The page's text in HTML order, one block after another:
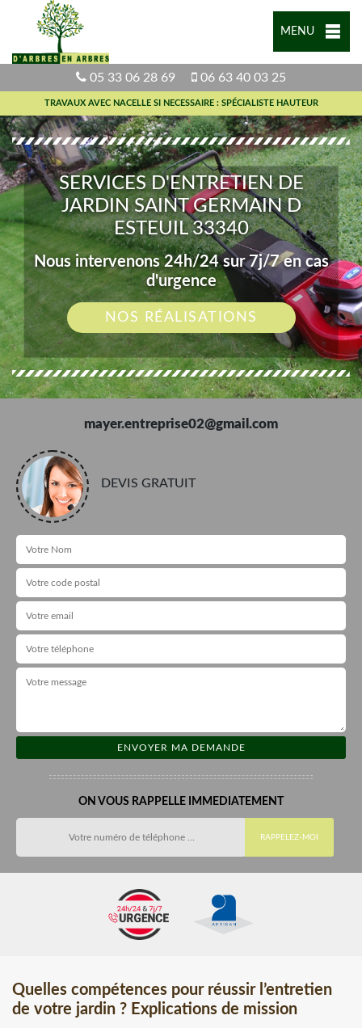
MENU
05 33 06 28 69 06 63 40 03 25
TRAVAUX AVEC NACELLE SI NECESSAIRE : SPÉCIALISTE HAUTEUR
SERVICES D'ENTRETIEN DE
JARDIN SAINT GERMAIN D
ESTEUIL 33340
Nous intervenons 24h/24 sur 7j/7 en cas
d'urgence
NOS RÉALISATIONS
mayer.entreprise02@gmail.com
DEVIS GRATUIT
ON VOUS RAPPELLE IMMEDIATEMENT
Quelles compétences pour réussir l’entretien
de votre jardin ? Explications de mission